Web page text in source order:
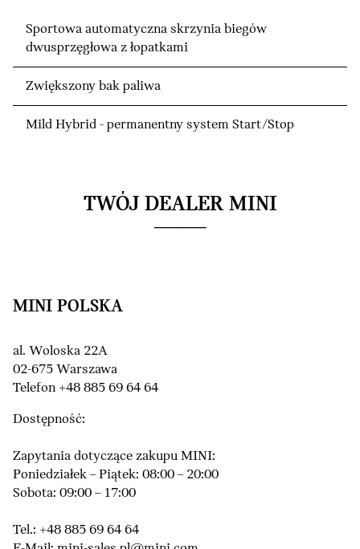
Sportowa automatyczna skrzynia biegów
dwusprzęgłowa z łopatkami
Zwiększony bak paliwa
Mild Hybrid - permanentny system Start/Stop
TWÓJ DEALER MINI
MINI POLSKA
al. Woloska 22A
02-675 Warszawa
Telefon +48 885 69 64 64
Dostępność:
Zapytania dotyczące zakupu MINI:
Poniedziałek – Piątek: 08:00 – 20:00
Sobota: 09:00 – 17:00
Tel.: +48 885 69 64 64